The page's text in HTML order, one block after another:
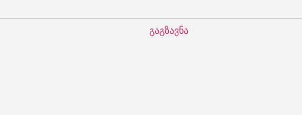
გაგზავნა